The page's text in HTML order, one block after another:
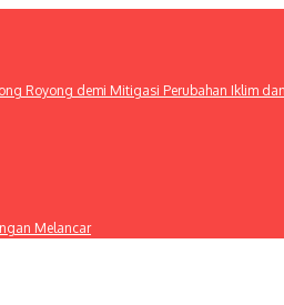
Royong demi Mitigasi Perubahan Iklim
Melancar